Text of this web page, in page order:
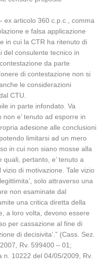
ex articolo 360 c.p.c., comma
e falsa applicazione
in cui la CTR ha ritenuto di
del consulente tecnico in
da parte
di contestazione non si
le considerazioni
CTU.
in parte infondato. Va
e’ tenuto ad esporre in
adesione alle conclusioni
limitarsi ad un mero
in cui non siano mosse alla
pertanto, e’ tenuto a
di motivazione. Tale vizio
solo attraverso una
non esaminate dal
una critica diretta della
a loro volta, devono essere
per cassazione al fine di
di decisivita’.” (Cass. Sez.
Rv. 599400 – 01;
n. 10222 del 04/05/2009, Rv.